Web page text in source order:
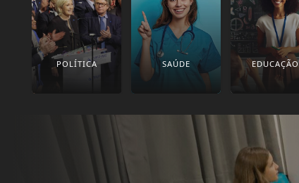
POLÍTICA SAÚDE EDUCAÇÃO